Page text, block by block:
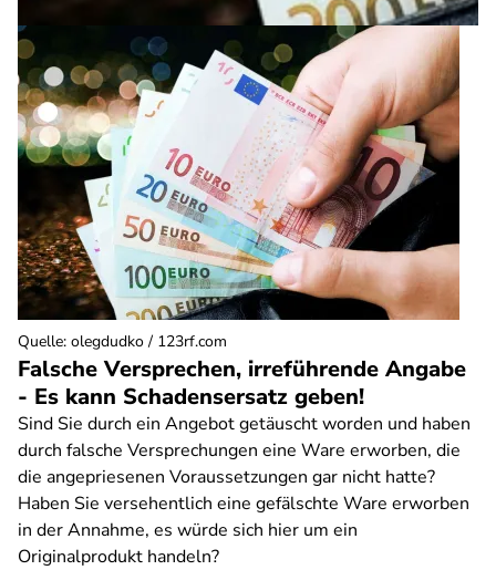
Falsche Versprechen, irreführende Angabe
- Es kann Schadensersatz geben!
Sind Sie durch ein Angebot getäuscht worden und haben
durch falsche Versprechungen eine Ware erworben, die
die angepriesenen Voraussetzungen gar nicht hatte?
Haben Sie versehentlich eine gefälschte Ware erworben
in der Annahme, es würde sich hier um ein
Originalprodukt handeln?
Quelle: olegdudko / 123rf.com